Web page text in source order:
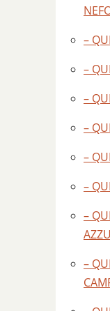
–
–
–
–
–
–
–
–